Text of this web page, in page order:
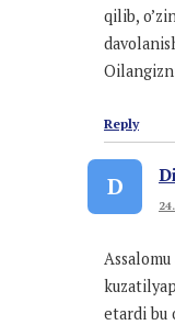
qilib,
Reply
D
etardi bu